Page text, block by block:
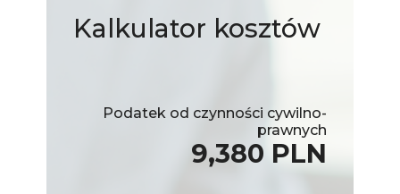
Kalkulator kosztów
Podatek od czynności cywilno-
prawnych
9,380 PLN